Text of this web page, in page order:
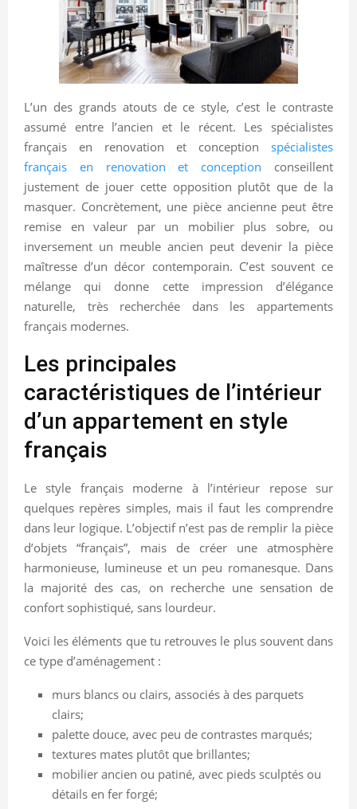
L’un des grands atouts de ce style, c’est le contraste
assumé entre l’ancien et le récent. Les spécialistes
français en renovation et conception spécialistes
français en renovation et conception conseillent
justement de jouer cette opposition plutôt que de la
masquer. Concrètement, une pièce ancienne peut être
remise en valeur par un mobilier plus sobre, ou
inversement un meuble ancien peut devenir la pièce
maîtresse d’un décor contemporain. C’est souvent ce
mélange qui donne cette impression d’élégance
naturelle, très recherchée dans les appartements
français modernes.
Les principales
caractéristiques de l’intérieur
d’un appartement en style
français
Le style français moderne à l’intérieur repose sur
quelques repères simples, mais il faut les comprendre
dans leur logique. L’objectif n’est pas de remplir la pièce
d’objets “français”, mais de créer une atmosphère
harmonieuse, lumineuse et un peu romanesque. Dans
la majorité des cas, on recherche une sensation de
confort sophistiqué, sans lourdeur.
Voici les éléments que tu retrouves le plus souvent dans
ce type d’aménagement :
murs blancs ou clairs, associés à des parquets
clairs;
palette douce, avec peu de contrastes marqués;
textures mates plutôt que brillantes;
mobilier ancien ou patiné, avec pieds sculptés ou
détails en fer forgé;